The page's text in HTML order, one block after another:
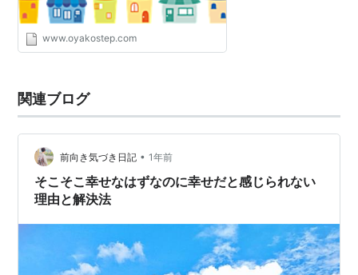
www.oyakostep.com
関連ブログ
前向き気づき日記 • 1年前
そこそこ幸せなはずなのに幸せだと感じられない
理由と解決法